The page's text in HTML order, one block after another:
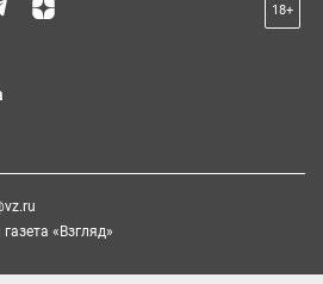
18+
«Взгляд»